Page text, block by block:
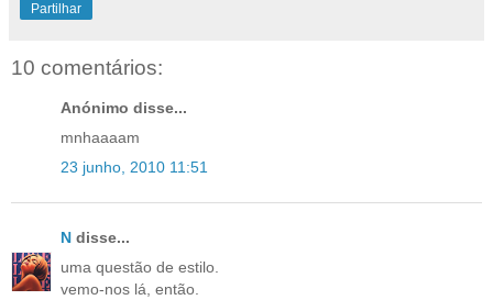
Partilhar
10 comentários:
Anónimo disse...
mnhaaaam
23 junho, 2010 11:51
N disse...
uma questão de estilo.
vemo-nos lá, então.